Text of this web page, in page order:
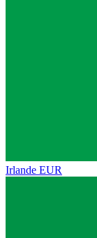
Irlande EUR